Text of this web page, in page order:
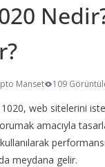
Manset 109
1020, web sitelerini
amacıyla
meydana gelir.